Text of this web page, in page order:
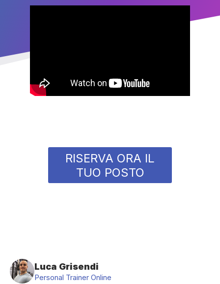
RISERVA ORA IL
TUO POSTO
Luca Grisendi
Personal Trainer Online